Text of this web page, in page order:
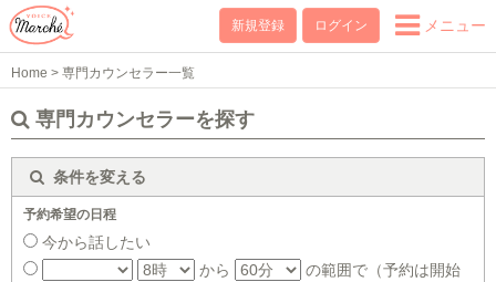
新規登録 ログイン メニュー
Home > 専門カウンセラー一覧
専門カウンセラーを探す
条件を変える
予約希望の日程
今から話したい
から
の範囲で（予約は開始